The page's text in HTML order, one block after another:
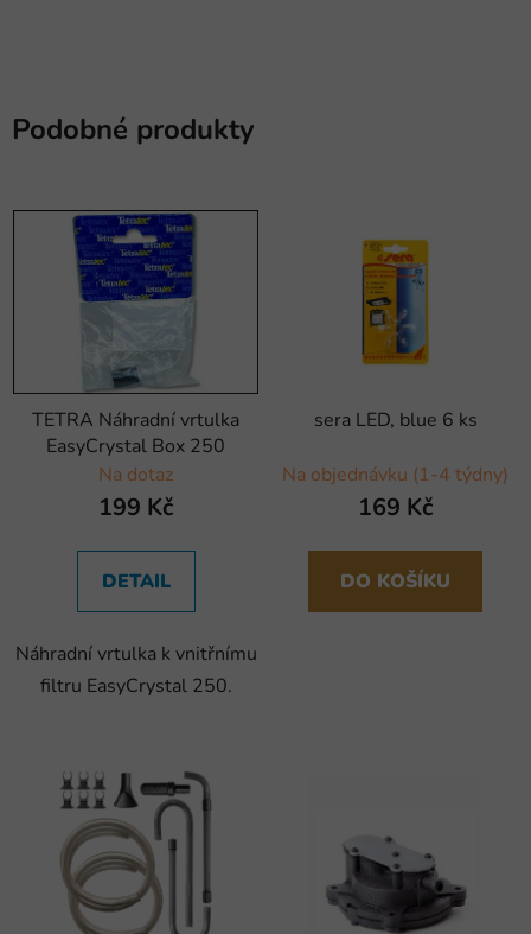
Podobné produkty
TETRA Náhradní vrtulka
EasyCrystal Box 250
Na dotaz
199 Kč
DETAIL
Náhradní vrtulka k vnitřnímu
filtru EasyCrystal 250.
sera LED, blue 6 ks
Na objednávku (1-4 týdny)
169 Kč
DO KOŠÍKU